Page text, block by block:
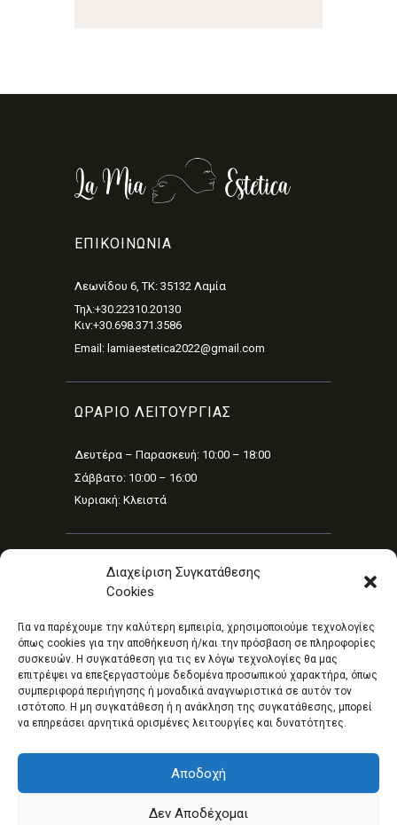
Διαχείριση Συγκατάθεσης
Cookies
Για να παρέχουμε την καλύτερη εμπειρία, χρησιμοποιούμε τεχνολογίες
όπως cookies για την αποθήκευση ή/και την πρόσβαση σε πληροφορίες
συσκευών. Η συγκατάθεση για τις εν λόγω τεχνολογίες θα μας
επιτρέψει να επεξεργαστούμε δεδομένα προσωπικού χαρακτήρα, όπως
συμπεριφορά περιήγησης ή μοναδικά αναγνωριστικά σε αυτόν τον
ιστότοπο. Η μη συγκατάθεση ή η ανάκληση της συγκατάθεσης, μπορεί
να επηρεάσει αρνητικά ορισμένες λειτουργίες και δυνατότητες.
Αποδοχή
Δεν Αποδέχομαι
ΕΠΙΚΟΙΝΩΝΊΑ
Λεωνίδου 6, ΤΚ: 35132 Λαμία
Τηλ:+30.22310.20130
Κιν:+30.698.371.3586
Email: lamiaestetica2022@gmail.com
ΩΡΑΡΙΟ ΛΕΙΤΟΥΡΓΙΑΣ
Δευτέρα – Παρασκευή: 10:00 – 18:00
Σάββατο: 10:00 – 16:00
Κυριακή: Κλειστά
NEWSLETTER
Έχω διαβάσει και συμφωνώ με τους όρους
χρήσης
© 2026 All rights reserved.